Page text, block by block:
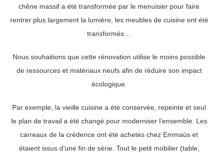
chêne massif a été transformée par le menuisier pour faire
rentrer plus largement la lumière, les meubles de cuisine ont été
transformés…
Nous souhaitions que cette rénovation utilise le moins possible
de ressources et matériaux neufs afin de réduire son impact
écologique.
Par exemple, la vieille cuisine a été conservée, repeinte et seul
le plan de travail a été changé pour moderniser l’ensemble. Les
carreaux de la crédence ont été achetés chez Emmaüs et
étaient issus d’une fin de série. Tout le petit mobilier (table,